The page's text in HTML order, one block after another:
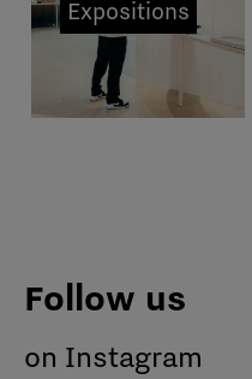
Expositions
Follow us
on Instagram